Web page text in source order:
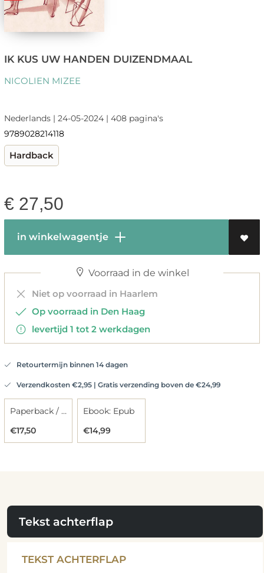
IK KUS UW HANDEN DUIZENDMAAL
NICOLIEN MIZEE
Nederlands | 24-05-2024 | 408 pagina's
9789028214118
Hardback
€ 27,50
in winkelwagentje
Voorraad in de winkel
Niet op voorraad in Haarlem
Op voorraad in Den Haag
levertijd 1 tot 2 werkdagen
Retourtermijn binnen 14 dagen
Verzendkosten €2,95 | Gratis verzending boven de €24,99
Paperback / softback
€17,50
Ebook: Epub
€14,99
Tekst achterflap
TEKST ACHTERFLAP